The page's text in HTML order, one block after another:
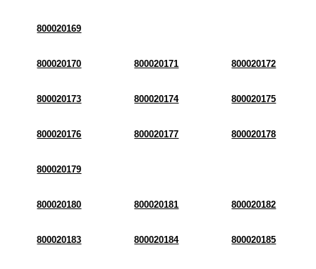
800020169
800020170 800020171 800020172
800020173 800020174 800020175
800020176 800020177 800020178
800020179
800020180 800020181 800020182
800020183 800020184 800020185